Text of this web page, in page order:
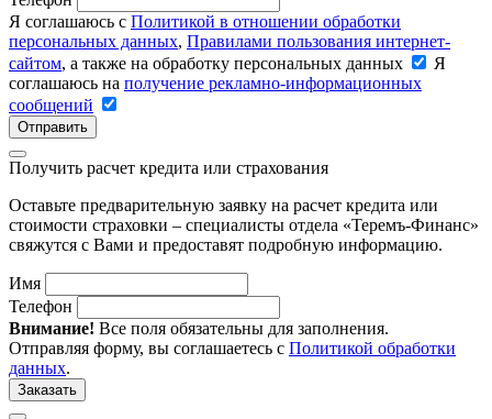
Я соглашаюсь с Политикой в отношении обработки
персональных данных, Правилами пользования интернет-
сайтом, а также на обработку персональных данных
Я
соглашаюсь на получение рекламно-информационных
сообщений
Отправить
Получить расчет кредита или страхования
Оставьте предварительную заявку на расчет кредита или
стоимости страховки – специалисты отдела «Теремъ-Финанс»
свяжутся с Вами и предоставят подробную информацию.
Имя
Телефон
Внимание! Все поля обязательны для заполнения.
Отправляя форму, вы соглашаетесь с Политикой обработки
данных.
Заказать